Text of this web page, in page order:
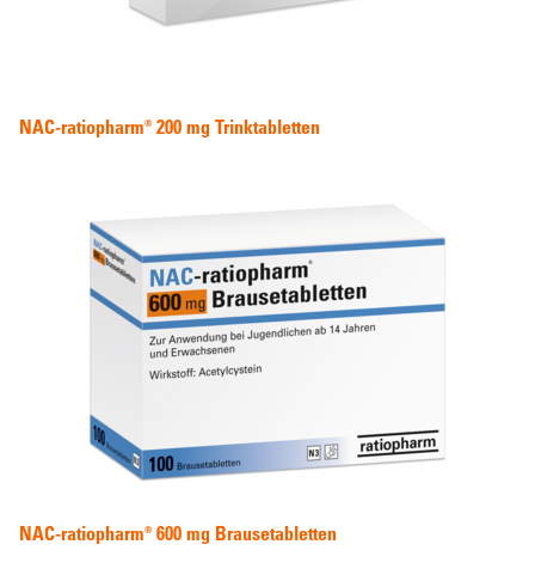
NAC-ratiopharm® 200 mg Trinktabletten
NAC-ratiopharm® 600 mg Brausetabletten